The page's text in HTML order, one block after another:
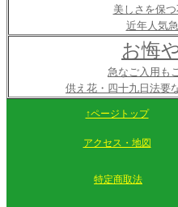
美しさを保つ
近年人気
お悔
急なご入用も
供え花・四十九日法要
↑ページトップ
アクセス・地図
特定商取法